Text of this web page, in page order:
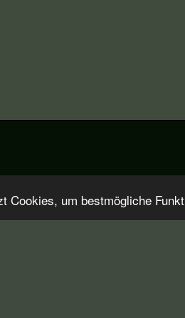
Cookies, um bestmögliche
Polsterreinigungswelt Aktuelles